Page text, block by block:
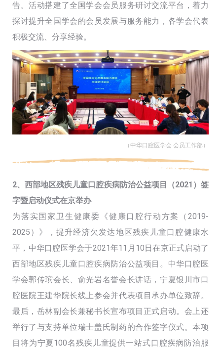
告。活动搭建了全国学会会员服务研讨交流平台，着力
探讨提升全国学会的会员发展与服务能力，各学会代表
积极交流、分享经验。
（中华口腔医学会 会员工作部）
2、西部地区残疾儿童口腔疾病防治公益项目（2021）签
字暨启动仪式在京举办
为落实国家卫生健康委《健康口腔行动方案（2019-
2025）》，提升经济欠发达地区残疾儿童口腔健康水
平，中华口腔医学会于2021年11月10日在京正式启动了
西部地区残疾儿童口腔疾病防治公益项目。中华口腔医
学会郭传瑸会长、俞光岩名誉会长讲话，宁夏银川市口
腔医院王建华院长线上参会并代表项目承办单位致辞。
最后，岳林副会长兼秘书长宣布项目正式启动。会上还
举行了与支持单位瑞士盖氏制药的合作签字仪式。本项
目将为宁夏100名残疾儿童提供一站式口腔疾病防治服